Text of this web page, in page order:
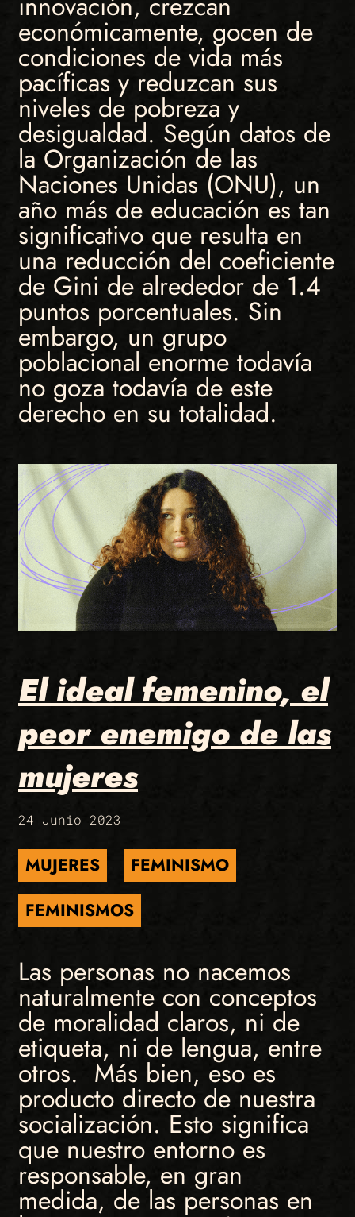
económicamente, gocen de
condiciones de vida más
pacíficas y reduzcan sus
niveles de pobreza y
desigualdad. Según datos de
la Organización de las
Naciones Unidas (ONU), un
año más de educación es tan
significativo que resulta en
una reducción del coeficiente
de Gini de alrededor de 1.4
puntos porcentuales. Sin
embargo, un grupo
poblacional enorme todavía
no goza todavía de este
derecho en su totalidad.
El ideal femenino, el
peor enemigo de las
mujeres
24 Junio 2023
MUJERES
FEMINISMO
FEMINISMOS
Las personas no nacemos
naturalmente con conceptos
de moralidad claros, ni de
etiqueta, ni de lengua, entre
otros. Más bien, eso es
producto directo de nuestra
socialización. Esto significa
que nuestro entorno es
responsable, en gran
medida, de las personas en